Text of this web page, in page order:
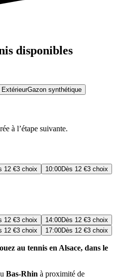
disponibles
ExtérieurGazon synthétique
à l’étape suivante.
12 €3 choix 10:00Dès 12 €3 choix
12 €3 choix 14:00Dès 12 €3 choix
12 €3 choix 17:00Dès 12 €3 choix
au tennis en Alsace, dans le
Bas-Rhin à proximité de